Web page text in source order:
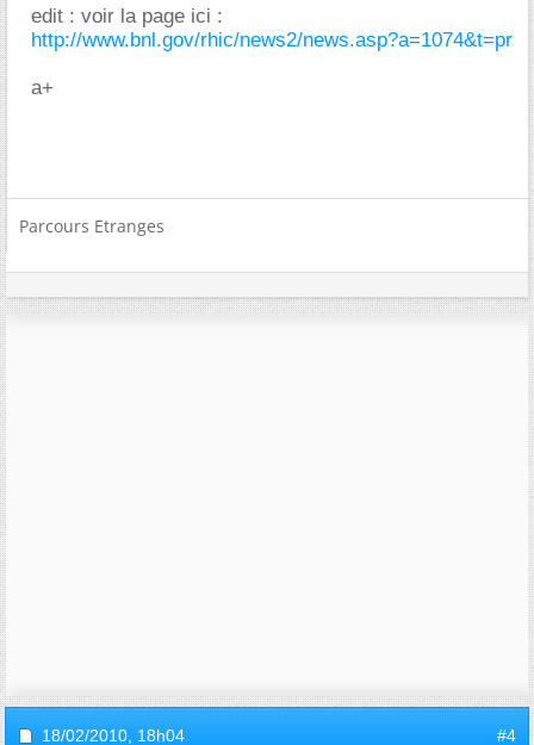
edit : voir la page ici :
http://www.bnl.gov/rhic/news2/news.asp?a=1074&t=pr
a+
Parcours Etranges
18/02/2010, 18h04 #4